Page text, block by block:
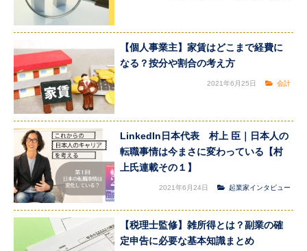
【個人事業主】家賃はどこまで経費に
なる？按分や割合の考え方
2021年6月25日 会計
LinkedIn日本代表 村上 臣｜日本人の
転職事情は今まさに変わっている【村
上氏連載その１】
2021年6月24日 起業家インタビュー
【税理士監修】雑所得とは？副業の確
定申告に必要な基本知識まとめ